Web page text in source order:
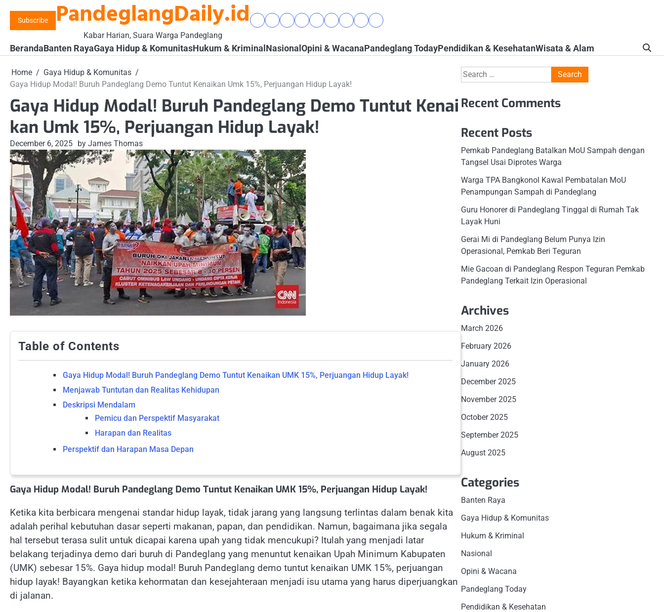
content
Subscribe PandeglangDaily.id
Kabar Harian, Suara Warga Pandeglang
BerandaBantenGaya
Komunitas
Hukum
Kriminal
Nasional
Opini
PandeglangPendidikan
Kesehatan
Wisata
Alam
BerandaBanten RayaGaya Hidup & KomunitasHukum & KriminalNasionalOpini & WacanaPandeglang TodayPendidikan & KesehatanWisata & Alam
Home
Gaya Hidup & Komunitas
Gaya Hidup Modal! Buruh Pandeglang Demo Tuntut Kenaikan Umk 15%, Perjuangan Hidup Layak!
Gaya Hidup Modal! Buruh Pandeglang Demo Tuntut Kenai
kan Umk 15%, Perjuangan Hidup Layak!
December 6, 2025 by James Thomas
Table of Contents
Gaya Hidup Modal! Buruh Pandeglang Demo Tuntut Kenaikan UMK 15%, Perjuangan Hidup Layak!
Menjawab Tuntutan dan Realitas Kehidupan
Deskripsi Mendalam
Pemicu dan Perspektif Masyarakat
Harapan dan Realitas
Perspektif dan Harapan Masa Depan
Gaya Hidup Modal! Buruh Pandeglang Demo Tuntut Kenaikan UMK 15%, Perjuangan Hidup Layak!
Ketika kita berbicara mengenai standar hidup layak, tidak jarang yang langsung terlintas dalam benak kita
adalah perihal kebutuhan dasar seperti makanan, papan, dan pendidikan. Namun, bagaimana jika segala
hal tersebut terasa sulit untuk dicapai karena upah yang tidak mencukupi? Itulah yang menjadi latar
belakang terjadinya demo dari buruh di Pandeglang yang menuntut kenaikan Upah Minimum Kabupaten
(UMK) sebesar 15%. Gaya hidup modal! Buruh Pandeglang demo tuntut kenaikan UMK 15%, perjuangan
hidup layak! Bayangkan ketika kehormatan dan kesejahteraan menjadi isu utama yang harus diperjuangkan
di jalanan.
Search
for:
Recent Comments
Recent Posts
Pemkab Pandeglang Batalkan MoU Sampah dengan
Tangsel Usai Diprotes Warga
Warga TPA Bangkonol Kawal Pembatalan MoU
Penampungan Sampah di Pandeglang
Guru Honorer di Pandeglang Tinggal di Rumah Tak
Layak Huni
Gerai Mi di Pandeglang Belum Punya Izin
Operasional, Pemkab Beri Teguran
Mie Gacoan di Pandeglang Respon Teguran Pemkab
Pandeglang Terkait Izin Operasional
Archives
March 2026
February 2026
January 2026
December 2025
November 2025
October 2025
September 2025
August 2025
Categories
Banten Raya
Gaya Hidup & Komunitas
Hukum & Kriminal
Nasional
Opini & Wacana
Pandeglang Today
Pendidikan & Kesehatan